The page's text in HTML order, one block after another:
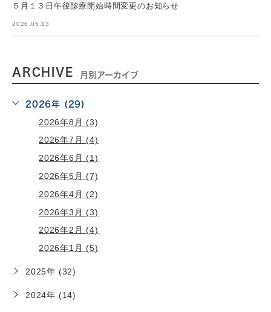
５月１３日午後診療開始時間変更のお知らせ
2026.05.13
ARCHIVE 月別アーカイブ
2026年 (29)
2026年8月 (3)
2026年7月 (4)
2026年6月 (1)
2026年5月 (7)
2026年4月 (2)
2026年3月 (3)
2026年2月 (4)
2026年1月 (5)
2025年 (32)
2024年 (14)